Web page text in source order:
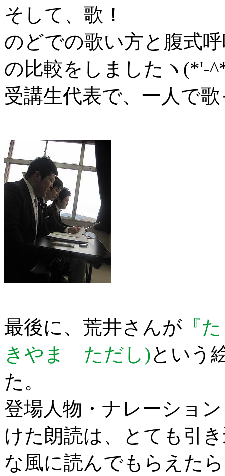
そして、歌！
のどでの歌い方と腹式
の比較をしましたヽ(*'-
受講生代表で、一人で
最後に、荒井さんが 『
きやま ただし)という
た。
登場人物・ナレーショ
けた朗読は、とても引
な風に読んでもらえた